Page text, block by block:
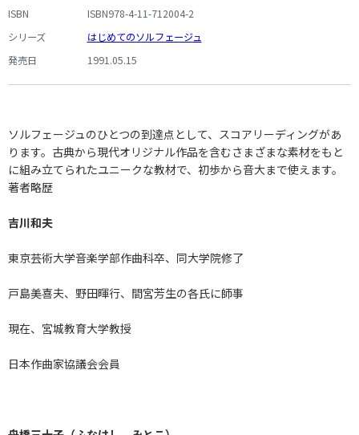
ISBN
ISBN978-4-11-712004-2
シリーズ
はじめてのソルフェージュ
発売日
1991.05.15
ソルフェージュのひとつの到達点として、スコアリーディングがあ
ります。古典から現代オリジナル作品を含むさまざまな素材をもと
に組み立てられたユニークな教材で、初歩から音大まで使えます。
著者略歴
吉川和夫
東京芸術大学音楽学部作曲科卒、同大学院修了
戸島美喜夫、野田暉行、間宮芳生の各氏に師事
現在、宮城教育大学教授
日本作曲家協議会会員